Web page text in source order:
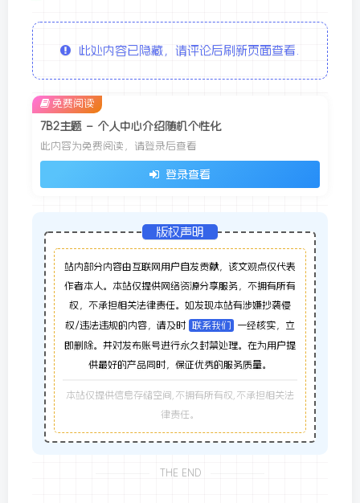
此处内容已隐藏，请评论后刷新页面查看.
7B2主题 – 个人中心介绍随机个性化
此内容为免费阅读，请登录后查看
登录查看
免费阅读
版权声明
站内部分内容由互联网用户自发贡献，该文观点仅代表
作者本人。本站仅提供网络资源分享服务，不拥有所有
权，不承担相关法律责任。如发现本站有涉嫌抄袭侵
权/违法违规的内容，请及时 联系我们 一经核实，立
即删除。并对发布账号进行永久封禁处理。在为用户提
供最好的产品同时，保证优秀的服务质量。
本站仅提供信息存储空间,不拥有所有权,不承担相关法
律责任。
THE END